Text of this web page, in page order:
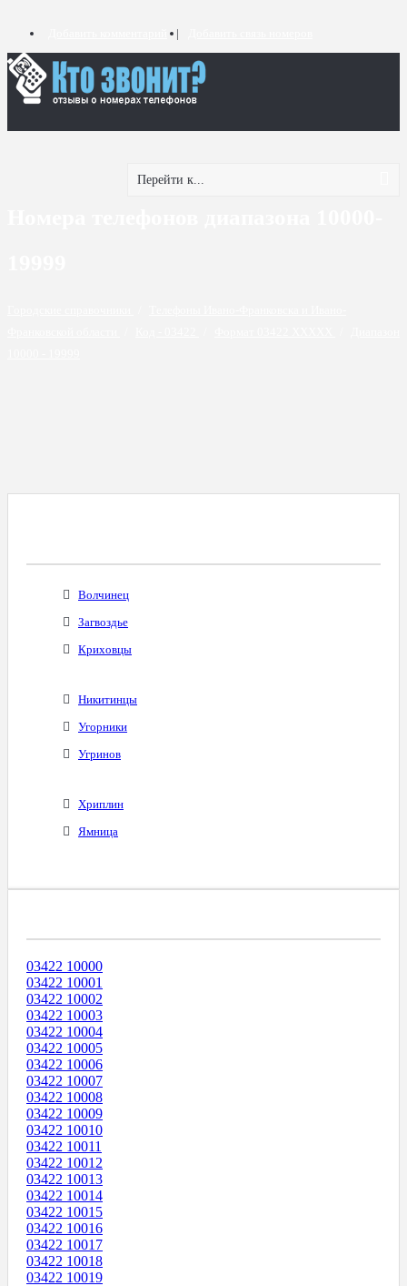
Перейти к...
Волчинец
Загвоздье
Криховцы
Никитинцы
Угорники
Угринов
Хриплин
Ямница
03422 10000
03422 10001
03422 10002
03422 10003
03422 10004
03422 10005
03422 10006
03422 10007
03422 10008
03422 10009
03422 10010
03422 10011
03422 10012
03422 10013
03422 10014
03422 10015
03422 10016
03422 10017
03422 10018
03422 10019